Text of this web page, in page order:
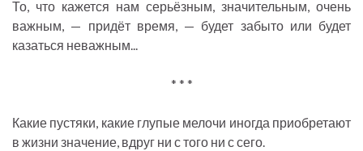
То, что кажется нам серьёзным, значительным, очень
важным, — придёт время, — будет забыто или будет
казаться неважным...
* * *
Какие пустяки, какие глупые мелочи иногда приобретают
в жизни значение, вдруг ни с того ни с сего.